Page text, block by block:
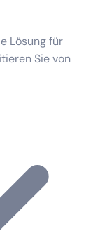
Lösung für
Sie von